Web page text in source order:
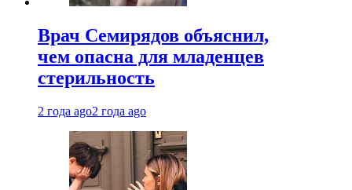
Врач Семирядов объяснил,
чем опасна для младенцев
стерильность
2 года ago2 года ago